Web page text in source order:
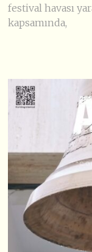
festival havası
kapsamında,